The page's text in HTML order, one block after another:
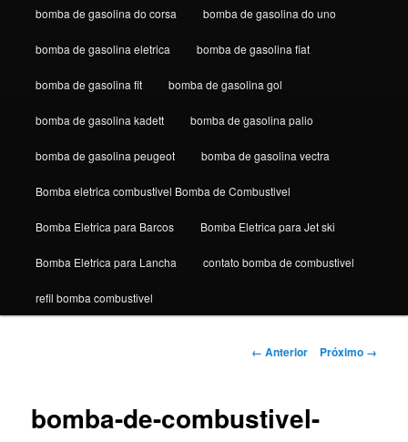
bomba de gasolina do corsa bomba de gasolina do uno
bomba de gasolina eletrica bomba de gasolina fiat
bomba de gasolina fit bomba de gasolina gol
bomba de gasolina kadett bomba de gasolina palio
bomba de gasolina peugeot bomba de gasolina vectra
Bomba eletrica combustivel Bomba de Combustivel
Bomba Eletrica para Barcos Bomba Eletrica para Jet ski
Bomba Eletrica para Lancha contato bomba de combustivel
refil bomba combustivel
Navegação
← Anterior Próximo →
bomba-de-combustivel-